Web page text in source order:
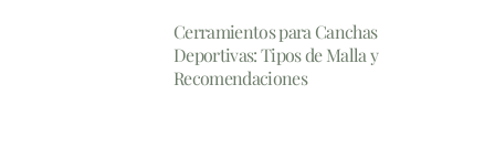
Cerramientos para Canchas
Deportivas: Tipos de Malla y
Recomendaciones